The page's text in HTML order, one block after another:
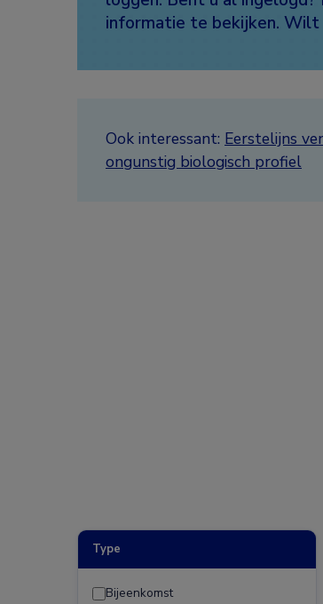
informatie te bekijken. Wilt
Ook interessant: Eerstelijns
ongunstig biologisch profiel
Type
Bijeenkomst